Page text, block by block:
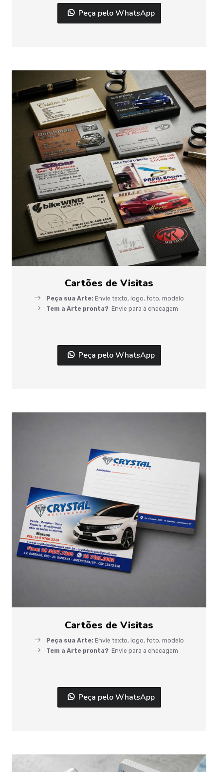
Peça pelo WhatsApp
Cartões de Visitas
Peça sua Arte: Envie texto, logo, foto, modelo
Tem a Arte pronta? Envie para a checagem
Peça pelo WhatsApp
Cartões de Visitas
Peça sua Arte: Envie texto, logo, foto, modelo
Tem a Arte pronta? Envie para a checagem
Peça pelo WhatsApp